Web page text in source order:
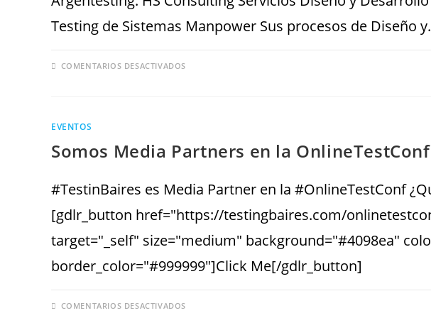
Testing de Sistemas Manpower Sus procesos de Diseño
COMENTARIOS DESACTIVADOS
EVENTOS
Somos Media Partners en la OnlineTestConf
#TestinBaires es Media Partner en la #OnlineTestConf
[gdlr_button href="https://testingbaires.com/
target="_self" size="medium" background="#4098ea"
border_color="#999999"]Click Me[/gdlr_button]
COMENTARIOS DESACTIVADOS